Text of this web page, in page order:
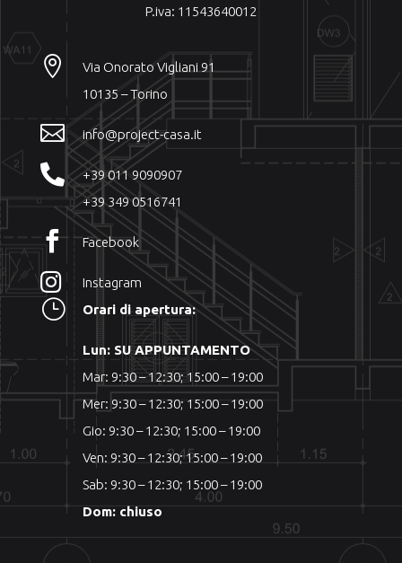
P.iva: 11543640012

Via Onorato Vigliani 91
10135 – Torino
 info@project-casa.it

+39 011 9090907
+39 349 0516741
 Facebook
 Instagram
} Orari di apertura:
Lun: SU APPUNTAMENTO
Mar: 9:30 – 12:30; 15:00 – 19:00
Mer: 9:30 – 12:30; 15:00 – 19:00
Gio: 9:30 – 12:30; 15:00 – 19:00
Ven: 9:30 – 12:30; 15:00 – 19:00
Sab: 9:30 – 12:30; 15:00 – 19:00
Dom: chiuso